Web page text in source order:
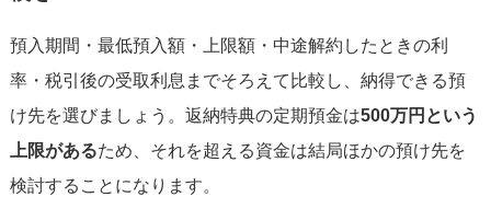
預入期間・最低預入額・上限額・中途解約したときの利
率・税引後の受取利息までそろえて比較し、納得できる預
け先を選びましょう。返納特典の定期預金は500万円という
上限があるため、それを超える資金は結局ほかの預け先を
検討することになります。